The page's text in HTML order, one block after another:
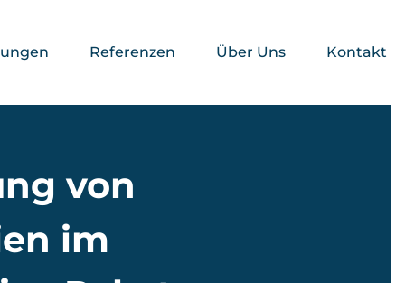
Referenzen Über Uns Kontakt
von
im